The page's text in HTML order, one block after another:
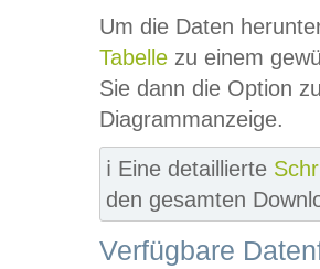
Um die Daten
Tabelle zu einem
Sie dann die Option
Diagrammanzeige.
ℹ️ Eine detaillierte
den gesamten
Verfügbare